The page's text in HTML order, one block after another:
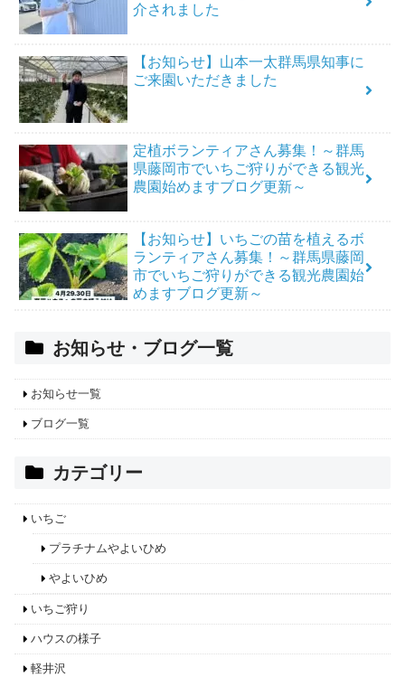
介されました
【お知らせ】山本一太群馬県知事に
ご来園いただきました
定植ボランティアさん募集！～群馬
県藤岡市でいちご狩りができる観光
農園始めますブログ更新～
【お知らせ】いちごの苗を植えるボ
ランティアさん募集！～群馬県藤岡
市でいちご狩りができる観光農園始
めますブログ更新～
お知らせ・ブログ一覧
お知らせ一覧
ブログ一覧
カテゴリー
いちご
プラチナムやよいひめ
やよいひめ
いちご狩り
ハウスの様子
軽井沢